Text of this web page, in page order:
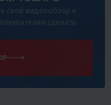
свой видеообзор к
сделать